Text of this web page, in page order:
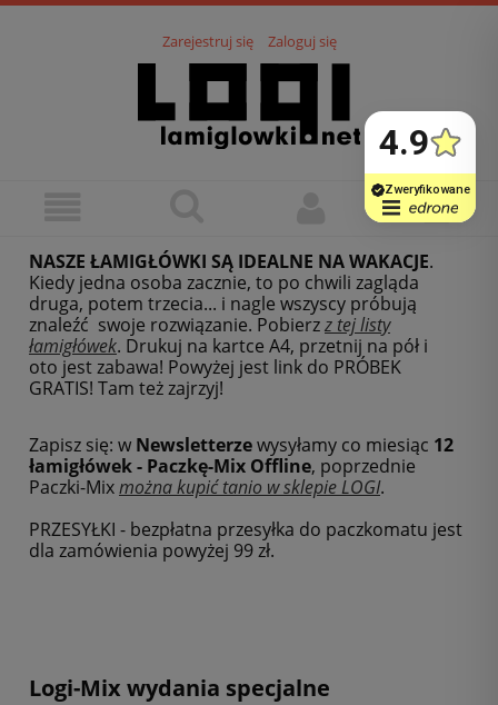
Zarejestruj się Zaloguj się
NASZE ŁAMIGŁÓWKI SĄ IDEALNE NA WAKACJE.
Kiedy jedna osoba zacznie, to po chwili zagląda
druga, potem trzecia... i nagle wszyscy próbują
znaleźć swoje rozwiązanie. Pobierzz tej listy
łamigłówek. Drukuj na kartce A4, przetnij na pół i
oto jest zabawa! Powyżej jest link do PRÓBEK
GRATIS! Tam też zajrzyj!
Zapisz się: w Newsletterzewysyłamy co miesiąc 12
łamigłówek - Paczkę-Mix Offline, poprzednie
Paczki-Mixmożna kupić tanio w sklepie LOGI.
PRZESYŁKI - bezpłatna przesyłka do paczkomatu jest
dla zamówienia powyżej 99 zł.
Logi-Mix wydania specjalne